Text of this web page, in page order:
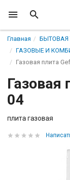
Главная
БЫТОВАЯ
ГАЗОВЫЕ И
Газовая плита
Газовая
04
плита газовая